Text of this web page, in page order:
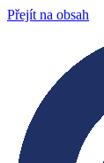
Přejít na obsah